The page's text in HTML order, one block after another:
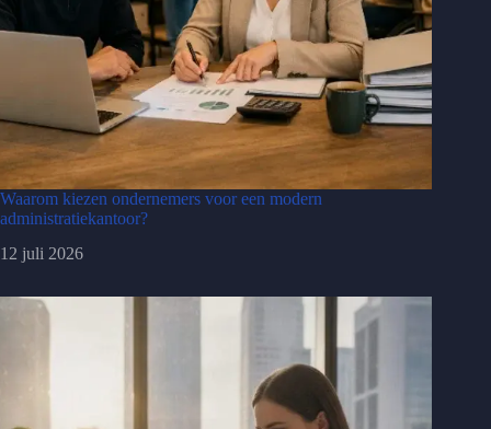
Waarom kiezen ondernemers voor een modern
administratiekantoor?
12 juli 2026